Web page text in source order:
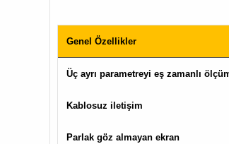
Genel Özellikler
Üç ayrı parametreyi eş zamanlı
Kablosuz iletişim
Parlak göz almayan ekran